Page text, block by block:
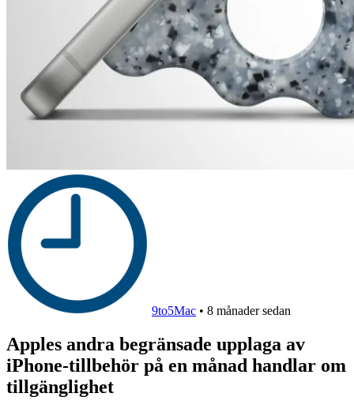
9to5Mac • 8 månader sedan
Apples andra begränsade upplaga av
iPhone-tillbehör på en månad handlar om
tillgänglighet